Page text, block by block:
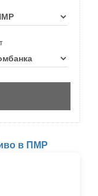
в ПМР